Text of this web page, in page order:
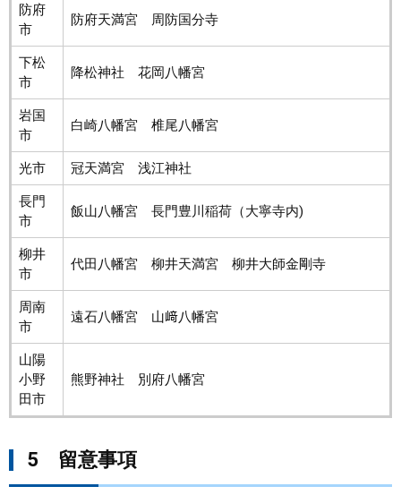
防府
市
防府天満宮 周防国分寺
下松
市
降松神社 花岡八幡宮
岩国
市
白崎八幡宮 椎尾八幡宮
光市 冠天満宮 浅江神社
長門
市
飯山八幡宮 長門豊川稲荷（大寧寺内)
柳井
市
代田八幡宮 柳井天満宮 柳井大師金剛寺
周南
市
遠石八幡宮 山﨑八幡宮
山陽
小野
田市
熊野神社 別府八幡宮
5 留意事項